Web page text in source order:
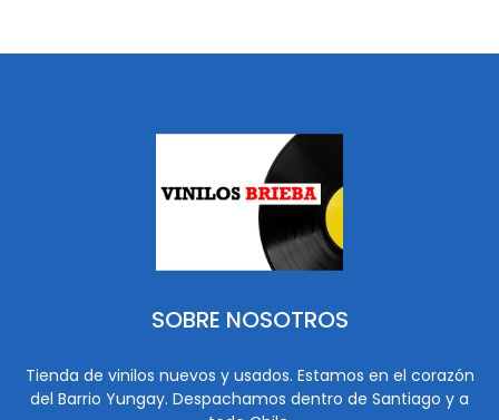
SOBRE NOSOTROS
Tienda de vinilos nuevos y usados. Estamos en el corazón
del Barrio Yungay. Despachamos dentro de Santiago y a